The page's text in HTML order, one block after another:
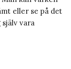
eller se på det
vara